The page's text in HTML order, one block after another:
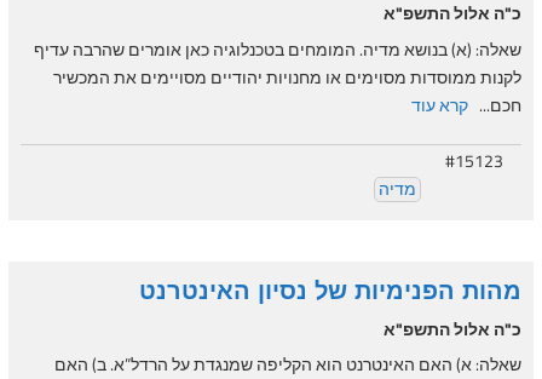
כ"ה אלול התשפ"א
שאלה: (א) בנושא מדיה. המומחים בטכנלוגיה כאן אומרים שהרבה עדיף
לקנות ממוסדות מסוימים או מחנויות יהודיים מסויימים את המכשיר
חכם... קרא עוד
#15123
מדיה
מהות הפנימיות של נסיון האינטרנט
כ"ה אלול התשפ"א
שאלה: א) האם האינטרנט הוא הקליפה שמנגדת על הרדל”א. ב) האם